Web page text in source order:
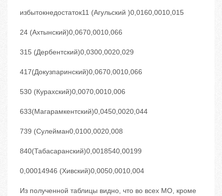
избытокнедостаток11 (Агульский )0,0160,0010,015
24 (Ахтынский)0,0670,0010,066
315 (Дербентский)0,0300,0020,029
417(Докузпаринский)0,0670,0010,066
530 (Курахский)0,0070,0010,006
633(Магарамкентский)0,0450,0020,044
739 (Сулейман0,0100,0020,008
840(Табасаранский)0,0018540,00199
0,00014946 (Хивский)0,0050,0010,004
Из полученной таблицы видно, что во всех МО, кроме